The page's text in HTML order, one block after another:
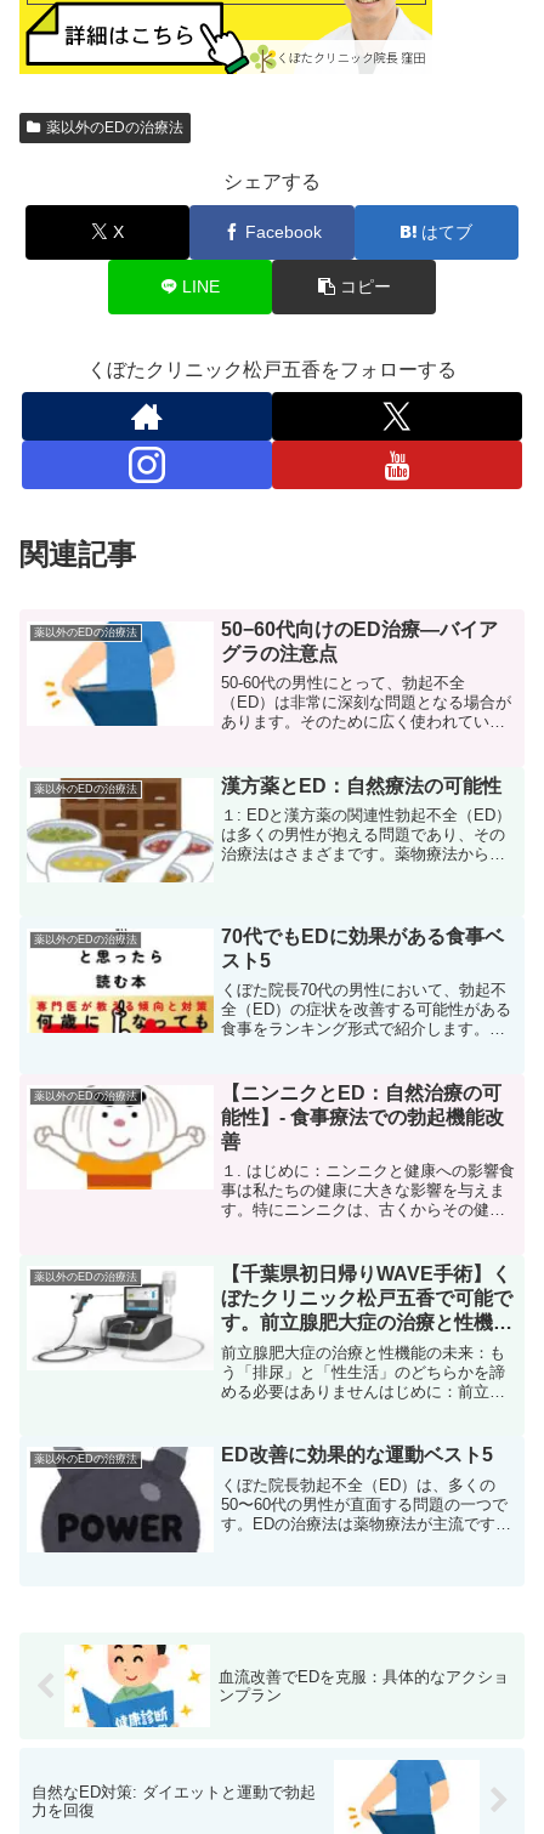
薬以外のEDの治療法
シェアする
X Facebook はてブ
LINE コピー
くぼたクリニック松戸五香をフォローする
関連記事
薬以外のEDの治療法
50−60代向けのED治療—バイア
グラの注意点
50-60代の男性にとって、勃起不全
（ED）は非常に深刻な問題となる場合が
あります。そのために広く使われている
意点を詳細に解説します。１: バイアグラ
とは何か1−１:...
薬以外のEDの治療法 漢方薬とED：自然療法の可能性
１: EDと漢方薬の関連性勃起不全（ED）
は多くの男性が抱える問題であり、その
治療法はさまざまです。薬物療法からカ
に、日本では古くか...
薬以外のEDの治療法
70代でもEDに効果がある食事ベ
スト5
くぼた院長70代の男性において、勃起不
全（ED）の症状を改善する可能性がある
食事をランキング形式で紹介します。年
ます。第5位: オリーブオイルオリーブオ
イルは、70代の...
薬以外のEDの治療法
【ニンニクとED：自然治療の可
能性】- 食事療法での勃起機能改
善
１. はじめに：ニンニクと健康への影響食
事は私たちの健康に大きな影響を与えま
す。特にニンニクは、古くからその健康
ます。1−１. ニンニクとED（勃起不全）
EDは血管の健...
薬以外のEDの治療法
【千葉県初日帰りWAVE手術】く
ぼたクリニック松戸五香で可能で
す。前立腺肥大症の治療と性機能
の未来：もう「排尿」と「性生
活」のどちらかを諦める必要はあ
りません
前立腺肥大症の治療と性機能の未来：も
う「排尿」と「性生活」のどちらかを諦
める必要はありませんはじめに：前立腺
れて直面する前立腺肥大症（BPH）。夜
中に何度もトイレに起き...
薬以外のEDの治療法 ED改善に効果的な運動ベスト5
くぼた院長勃起不全（ED）は、多くの
50〜60代の男性が直面する問題の一つで
す。EDの治療法は薬物療法が主流です
血流改善でEDを克服：具体的なアクショ
ンプラン
自然なED対策: ダイエットと運動で勃起
力を回復